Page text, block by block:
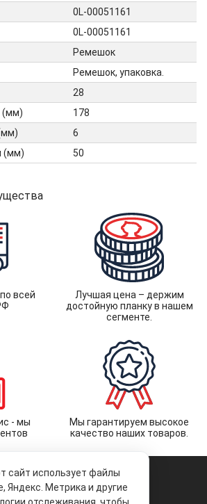
0L-00051161
0L-00051161
Ремешок
Ремешок, упаковка.
28
(мм)
178
6
(мм)
50
всей
Лучшая цена – держим
достойную планку в нашем
сегменте.
- мы
Мы гарантируем высокое
качество наших товаров.
сайт использует файлы
Яндекс. Метрика и другие